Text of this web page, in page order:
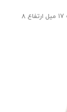
قاب چراغ خطی کد ۱۵ مناسب دکور و ام دی اف رویه ۱7 میل ارتفاع ۸